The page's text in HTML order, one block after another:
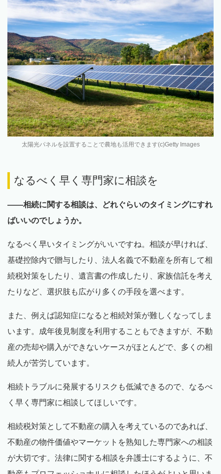
太陽光パネルを設置することで農地も活用できます(c)Getty Images
なるべく早く専門家に相談を
――相続に関する相談は、どれぐらいのタイミングにすれ
ばいいのでしょうか。
なるべく早いタイミングがいいですね。相談が早ければ、
基礎控除内で贈与したり、法人名義で不動産を所有して相
続税対策をしたり、遺言書の作成したり、家族信託を考え
たりなど、選択肢も広がり多くの手段を選べます。
また、例えば認知症になると相続対策が難しくなってしま
います。成年後見制度を利用することもできますが、不動
産の売却や購入ができないケースがほとんどで、多くの相
続人が苦労しています。
相続トラブルに発展するリスクも低減できるので、なるべ
く早く専門家に相談してほしいです。
相続税対策として不動産の購入を考えているのであれば、
不動産の物件価値やマーケットを熟知した専門家への相談
が大切です。法律に関する相談を弁護士にするように、不